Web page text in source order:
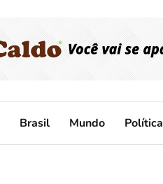
Brasil Mundo Política